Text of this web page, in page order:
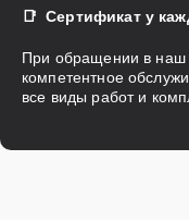
Сертификат у
При обращении в наш
компетентное
все виды работ и